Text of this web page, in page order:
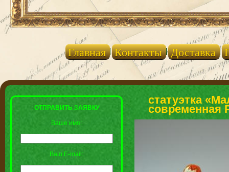
Главная Контакты Доставка
ОТПРАВИТЬ ЗАЯВКУ
Ваше имя:
Ваш E-mail:
статуэтка
современная